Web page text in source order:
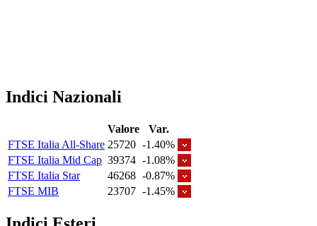
Indici Nazionali
Valore
Var.
FTSE Italia All-Share 25720 -1.40%
FTSE Italia Mid Cap 39374 -1.08%
FTSE Italia Star
46268 -0.87%
FTSE MIB
23707 -1.45%